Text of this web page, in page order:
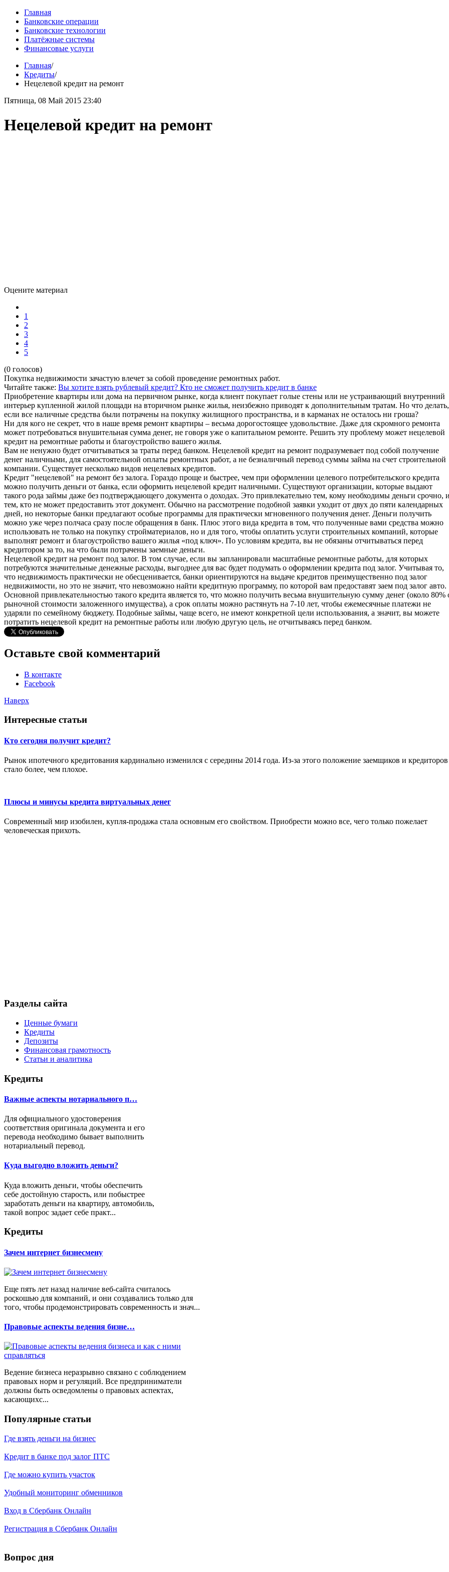
Главная
Банковские операции
Банковские технологии
Платёжные системы
Финансовые услуги
Главная/
Кредиты/
Нецелевой кредит на ремонт
Пятница, 08 Май 2015 23:40
Нецелевой кредит на ремонт
Оцените материал
1
2
3
4
5
(0 голосов)
Покупка недвижимости зачастую влечет за собой проведение ремонтных работ.
Читайте также: Вы хотите взять рублевый кредит? Кто не сможет получить кредит в банке
Приобретение квартиры или дома на первичном рынке, когда клиент покупает голые стены или не устраивающий внутренний
интерьер купленной жилой площади на вторичном рынке жилья, неизбежно приводят к дополнительным тратам. Но что делать,
если все наличные средства были потрачены на покупку жилищного пространства, и в карманах не осталось ни гроша?
Ни для кого не секрет, что в наше время ремонт квартиры – весьма дорогостоящее удовольствие. Даже для скромного ремонта
может потребоваться внушительная сумма денег, не говоря уже о капитальном ремонте. Решить эту проблему может нецелевой
кредит на ремонтные работы и благоустройство вашего жилья.
Вам не ненужно будет отчитываться за траты перед банком. Нецелевой кредит на ремонт подразумевает под собой получение
денег наличными, для самостоятельной оплаты ремонтных работ, а не безналичный перевод суммы займа на счет строительной
компании. Существует несколько видов нецелевых кредитов.
Кредит "нецелевой" на ремонт без залога. Гораздо проще и быстрее, чем при оформлении целевого потребительского кредита
можно получить деньги от банка, если оформить нецелевой кредит наличными. Существуют организации, которые выдают
такого рода займы даже без подтверждающего документа о доходах. Это привлекательно тем, кому необходимы деньги срочно,
тем, кто не может предоставить этот документ. Обычно на рассмотрение подобной заявки уходит от двух до пяти календарных
дней, но некоторые банки предлагают особые программы для практически мгновенного получения денег. Деньги получить
можно уже через полчаса сразу после обращения в банк. Плюс этого вида кредита в том, что полученные вами средства можно
использовать не только на покупку стройматериалов, но и для того, чтобы оплатить услуги строительных компаний, которые
выполнят ремонт и благоустройство вашего жилья «под ключ». По условиям кредита, вы не обязаны отчитываться перед
кредитором за то, на что были потрачены заемные деньги.
Нецелевой кредит на ремонт под залог. В том случае, если вы запланировали масштабные ремонтные работы, для которых
потребуются значительные денежные расходы, выгоднее для вас будет подумать о оформлении кредита под залог. Учитывая то,
что недвижимость практически не обесценивается, банки ориентируются на выдаче кредитов преимущественно под залог
недвижимости, но это не значит, что невозможно найти кредитную программу, по которой вам предоставят заем под залог авто.
Основной привлекательностью такого кредита является то, что можно получить весьма внушительную сумму денег (около 80%
рыночной стоимости заложенного имущества), а срок оплаты можно растянуть на 7-10 лет, чтобы ежемесячные платежи не
ударяли по семейному бюджету. Подобные займы, чаще всего, не имеют конкретной цели использования, а значит, вы можете
потратить нецелевой кредит на ремонтные работы или любую другую цель, не отчитываясь перед банком.
Оставьте свой комментарий
В контакте
Facebook
Наверх
Интересные статьи
Кто сегодня получит кредит?
Рынок ипотечного кредитования кардинально изменился с середины 2014 года. Из-за этого положение заемщиков и кредиторов
стало более, чем плохое.
Плюсы и минусы кредита виртуальных денег
Современный мир изобилен, купля-продажа стала основным его свойством. Приобрести можно все, чего только пожелает
человеческая прихоть.
Разделы сайта
Ценные бумаги
Кредиты
Депозиты
Финансовая грамотность
Статьи и аналитика
Кредиты
Важные аспекты нотариального п…
Для официального удостоверения
соответствия оригинала документа и его
перевода необходимо бывает выполнить
нотариальный перевод.
Куда выгодно вложить деньги?
Куда вложить деньги, чтобы обеспечить
себе достойную старость, или побыстрее
заработать деньги на квартиру, автомобиль,
такой вопрос задает себе практ...
Кредиты
Зачем интернет бизнесмену
Еще пять лет назад наличие веб-сайта считалось
роскошью для компаний, и они создавались только для
того, чтобы продемонстрировать современность и знач...
Правовые аспекты ведения бизне…
Ведение бизнеса неразрывно связано с соблюдением
правовых норм и регуляций. Все предприниматели
должны быть осведомлены о правовых аспектах,
касающихс...
Популярные статьи
Где взять деньги на бизнес
Кредит в банке под залог ПТС
Где можно купить участок
Удобный мониторинг обменников
Вход в Сбербанк Онлайн
Регистрация в Сбербанк Онлайн
Вопрос дня